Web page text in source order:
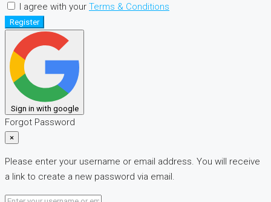
I agree with your Terms & Conditions
Register
Sign in with google
Forgot Password
×
Please enter your username or email address. You will receive
a link to create a new password via email.